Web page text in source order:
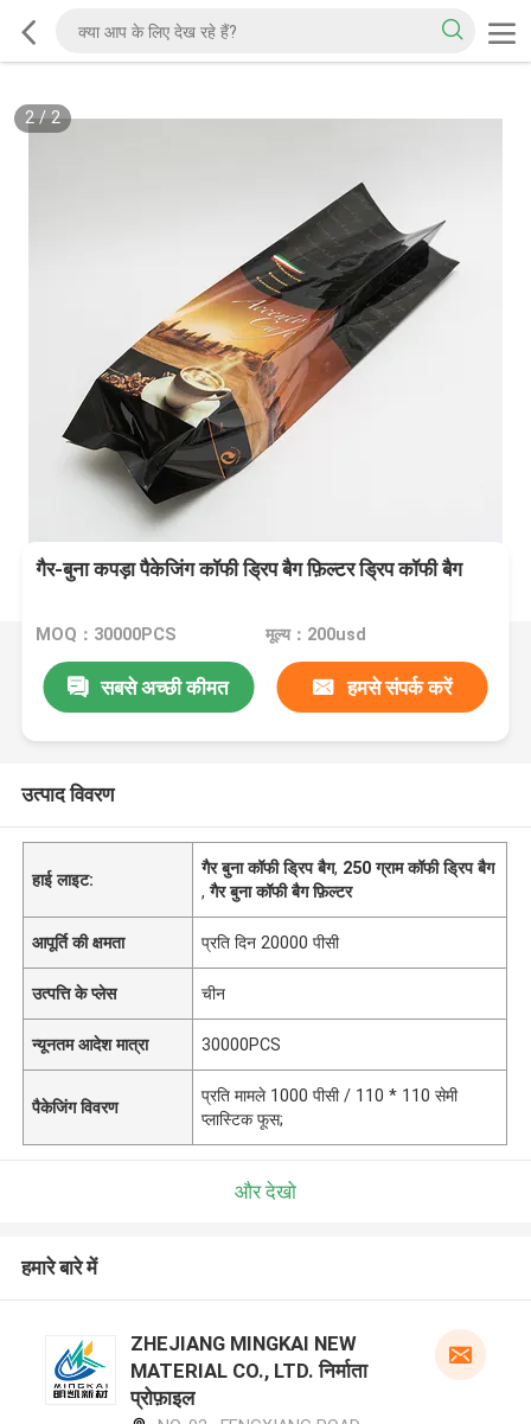
2/2
गैर-बुना कपड़ा पैकेजिंग कॉफी ड्रिप बैग फ़िल्टर ड्रिप कॉफी बैग
MOQ：30000PCS मूल्य：200usd
सबसे अच्छी कीमत हमसे संपर्क करें
उत्पाद विवरण
हाई लाइट:
गैर बुना कॉफी ड्रिप बैग, 250 ग्राम कॉफी ड्रिप बैग
,गैर बुना कॉफी बैग फ़िल्टर
आपूर्ति की क्षमता प्रति दिन 20000 पीसी
उत्पत्ति के प्लेस चीन
न्यूनतम आदेश मात्रा 30000PCS
पैकेजिंग विवरण
प्रति मामले 1000 पीसी / 110 * 110 सेमी
प्लास्टिक फूस;
और देखो
हमारे बारे में
ZHEJIANG MINGKAI NEW
MATERIAL CO., LTD. निर्माता
प्रोफ़ाइल